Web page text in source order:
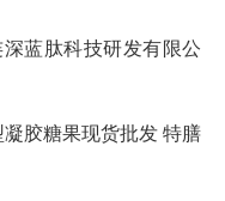
蓝肽科技研发有限公
胶糖果现货批发 特膳